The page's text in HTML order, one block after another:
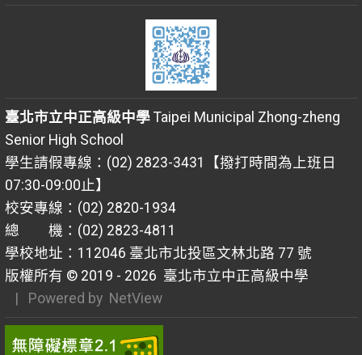
臺北市立中正高級中學Taipei Municipal Zhong-zheng
Senior High School
學生請假專線：(02) 2823-3431【撥打時間為上班日
07:30-09:00止】
校安專線：(02) 2820-1934
總 機：(02) 2823-4811
學校地址：112046 臺北市北投區文林北路 77 號
版權所有 © 2019 - 2026 臺北市立中正高級中學
| Powered by NetView